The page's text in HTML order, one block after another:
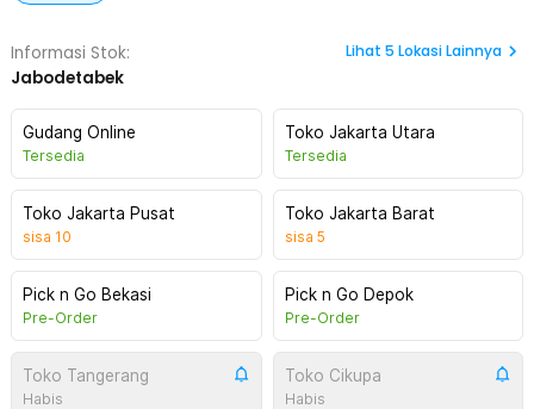
Informasi Stok:
Jabodetabek
Lihat 5 Lokasi Lainnya
Gudang Online
Tersedia
Toko Jakarta Utara
Tersedia
Toko Jakarta Pusat
sisa 10
Toko Jakarta Barat
sisa 5
Pick n Go Bekasi
Pre-Order
Pick n Go Depok
Pre-Order
Toko Tangerang
Habis
Toko Cikupa
Habis